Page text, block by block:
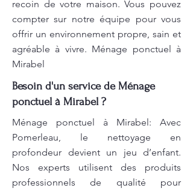
recoin de votre maison. Vous pouvez
compter sur notre équipe pour vous
offrir un environnement propre, sain et
agréable à vivre. Ménage ponctuel à
Mirabel
Besoin d'un service de Ménage
ponctuel à Mirabel ?
Ménage ponctuel à Mirabel: Avec
Pomerleau, le nettoyage en
profondeur devient un jeu d’enfant.
Nos experts utilisent des produits
professionnels de qualité pour